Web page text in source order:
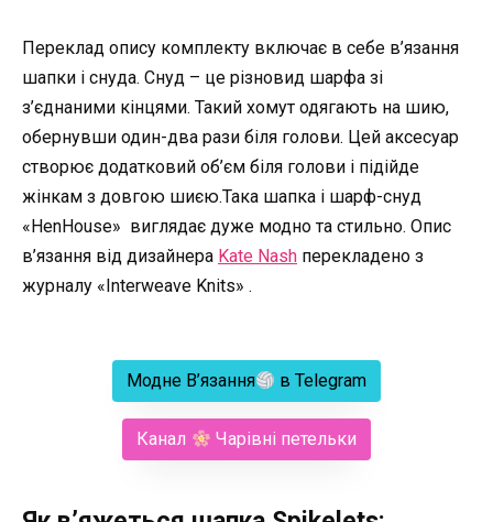
Переклад опису комплекту включає в себе в’язання
шапки і снуда. Снуд – це різновид шарфа зі
з’єднаними кінцями. Такий хомут одягають на шию,
обернувши один-два рази біля голови. Цей аксесуар
створює додатковий об’єм біля голови і підійде
жінкам з довгою шиєю.Така шапка і шарф-снуд
«HenHouse» виглядає дуже модно та стильно. Опис
в’язання від дизайнера Kate Nash перекладено з
журналу «Interweave Knits» .
Модне В’язання в Telegram
Канал Чарівні петельки